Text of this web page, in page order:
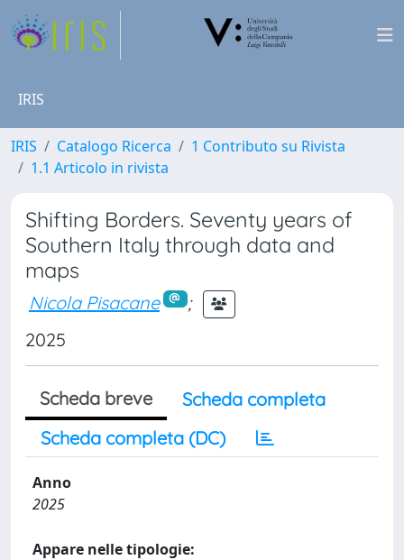
IRIS
IRIS Catalogo Ricerca
1 Contributo su Rivista
1.1 Articolo in rivista
Shifting Borders. Seventy years of
Southern Italy through data and
maps
Nicola Pisacane
;
2025
Scheda breve
Scheda completa
Scheda completa (DC)
Anno
2025
Appare nelle tipologie: